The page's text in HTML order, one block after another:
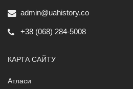
admin@uahistory.co
+38 (068) 284-5008
КАРТА САЙТУ
Атласи